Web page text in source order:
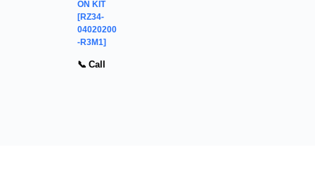
ON KIT
[RZ34-
04020200
-R3M1]
📞 Call